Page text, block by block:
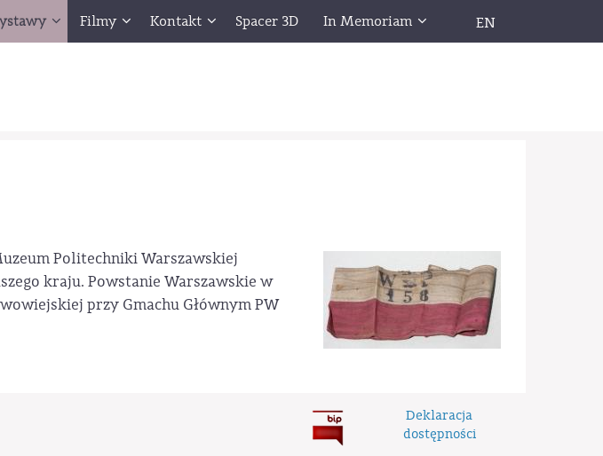
Filmy Kontakt Spacer 3D In Memoriam EN
Politechniki Warszawskiej
kraju. Powstanie Warszawskie w
przy Gmachu Głównym PW
Deklaracja
dostępności